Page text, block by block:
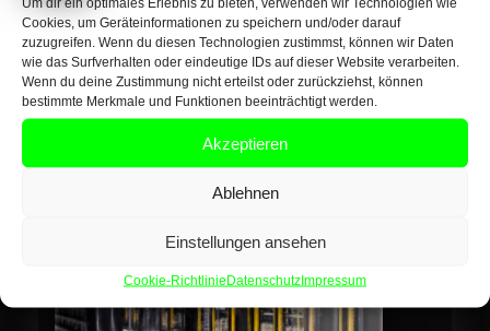
Cookies, um Geräteinformationen zu speichern und/oder darauf
zuzugreifen. Wenn du diesen Technologien zustimmst, können wir Daten
wie das Surfverhalten oder eindeutige IDs auf dieser Website verarbeiten.
Wenn du deine Zustimmung nicht erteilst oder zurückziehst, können
bestimmte Merkmale und Funktionen beeinträchtigt werden.
Akzeptieren
Ablehnen
Einstellungen ansehen
Cookie-RichtlinieDatenschutzImpressum
Uns!
READ MORE READ
MORE